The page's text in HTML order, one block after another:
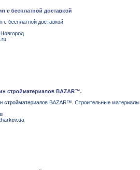
с бесплатной доставкой
с бесплатной доставкой
стройматериалов BAZAR™.
стройматериалов BAZAR™. Строительные материалы